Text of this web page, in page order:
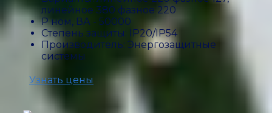
линейное 380 фазное 220
P ном, ВА - 50000
Степень защиты: IP20/IP54
Производитель: Энергозащитные
системы
Узнать цены